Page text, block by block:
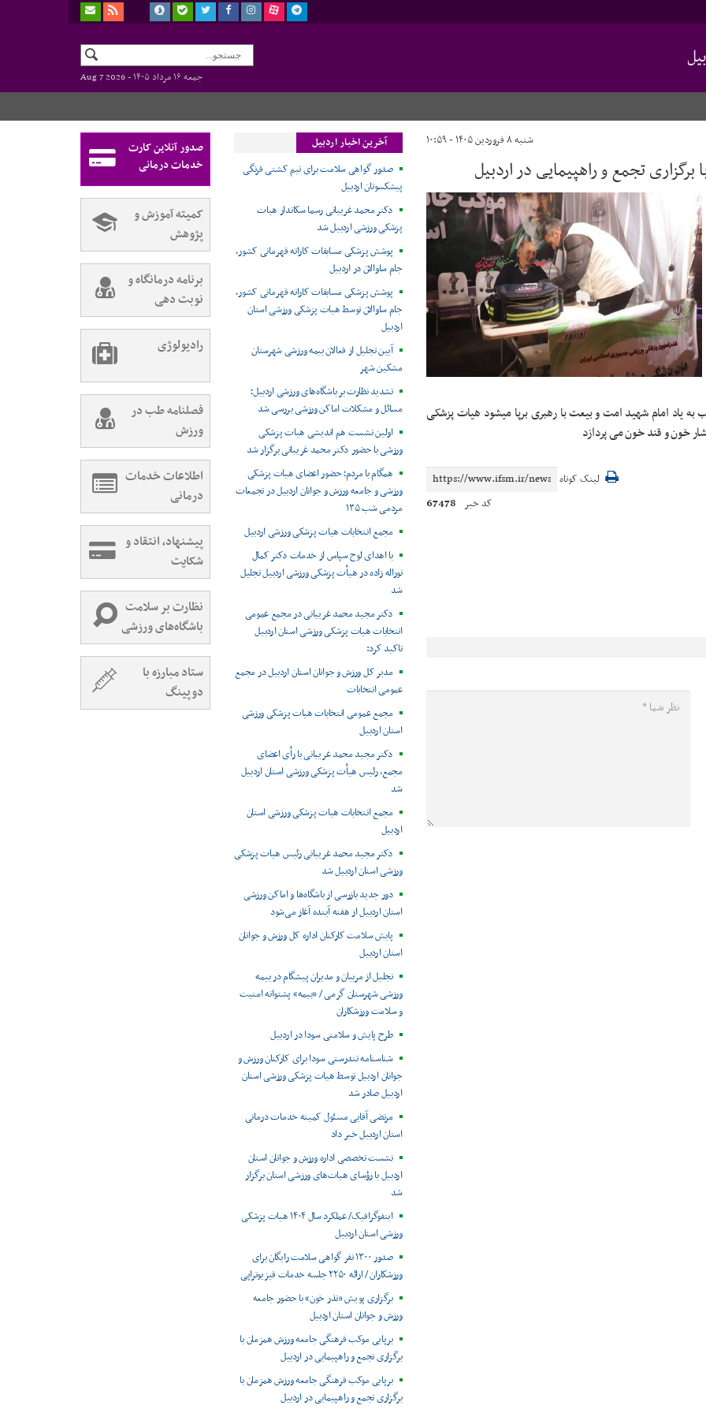
جمعه ۱۶ مرداد ۱۴۰۵ -
Aug 7 2026
شنبه ۸ فروردین ۱۴۰۵ - ۱۰:۵۹
تجمع و راهپیمایی در اردبیل
یاد امام شهید امت و بیعت با رهبری برپا میشود هیات پزشکی
خون و قند خون می پردازد
لینک کوتاه
کد خبر 67478
آخرین اخبار اردبیل
صدور گواهی سلامت برای تیم کشتی فرنگی
پیشکسوتان اردبیل
دکتر محمد غریبانی رسما سکاندار هیات
پزشکی ورزشی اردبیل شد
پوشش پزشکی مسابقات کاراته قهرمانی کشور،
جام ساوالان در اردبیل
پوشش پزشکی مسابقات کاراته قهرمانی کشور،
جام ساوالان توسط هیات پزشکی ورزشی استان
اردبیل
آیین تجلیل از فعالان بیمه ورزشی شهرستان
مشکین شهر
تشدید نظارت بر باشگاه‌های ورزشی اردبیل؛
مسائل و مشکلات اماکن ورزشی بررسی شد
اولین نشست هم اندیشی هیات پزشکی
ورزشی با حضور دکتر محمد غریبانی برگزار شد
همگام با مردم؛ حضور اعضای هیات پزشکی
ورزشی و جامعه ورزش و جوانان اردبیل در تجمعات
مردمی شب ۱۳۵
مجمع انتخابات هیات پزشکی ورزشی اردبیل
با اهدای لوح سپاس از خدمات دکتر کمال
نوراله زاده در هیأت پزشکی ورزشی اردبیل تجلیل
شد
دکتر مجید محمد غریبانی در مجمع عمومی
انتخابات هیات پزشکی ورزشی استان اردبیل
تاکید کرد:
مدیر کل ورزش و جوانان استان اردبیل در مجمع
عمومی انتخابات
مجمع عمومی انتخابات هیات پزشکی ورزشی
استان اردبیل
دکتر مجید محمد غریبانی با رأی اعضای
مجمع، رئیس هیأت پزشکی ورزشی استان اردبیل
شد
مجمع انتخابات هیات پزشکی ورزشی استان
اردبیل
دکتر مجید محمد غریبانی رئیس هیات پزشکی
ورزشی استان اردبیل شد
دور جدید بازرسی از باشگاه‌ها و اماکن ورزشی
استان اردبیل از هفته آینده آغاز می‌شود
پایش سلامت کارکنان اداره کل ورزش و جوانان
استان اردبیل
تجلیل از مربیان و مدیران پیشگام در بیمه
ورزشی شهرستان گرمی / «بیمه» پشتوانه امنیت
و سلامت ورزشکاران
طرح پایش و سلامتی سودا در اردبیل
شناسنامه تندرستی سودا برای کارکنان ورزش و
جوانان اردبیل توسط هیات پزشکی ورزشی استان
اردبیل صادر شد
مرتضی آقایی مسئول کمیته خدمات درمانی
استان اردبیل خبر داد
نشست تخصصی اداره ورزش و جوانان استان
اردبیل با رؤسای هیات‌های ورزشی استان برگزار
شد
اینفوگرافیک/ عملکرد سال ۱۴۰۴ هیات پزشکی
ورزشی استان اردبیل
صدور ۱۳۰۰ نفر گواهی سلامت رایگان برای
ورزشکاران / ارائه ۲۲۵۰ جلسه خدمات فیزیوتراپی
برگزاری پویش «نذر خون» با حضور جامعه
ورزش و جوانان استان اردبیل
برپایی موکب فرهنگی جامعه ورزش همزمان با
برگزاری تجمع و راهپیمایی در اردبیل
برپایی موکب فرهنگی جامعه ورزش همزمان با
برگزاری تجمع و راهپیمایی در اردبیل
صدور آنلاین کارت
خدمات درمانی
کمیته آموزش و
پژوهش
برنامه درمانگاه و
نوبت دهی
رادیولوژی
فصلنامه طب در
ورزش
اطلاعات خدمات
درمانی
پیشنهاد، انتقاد و
شکایت
نظارت بر سلامت
باشگاه‌های ورزشی
ستاد مبارزه با
دوپینگ